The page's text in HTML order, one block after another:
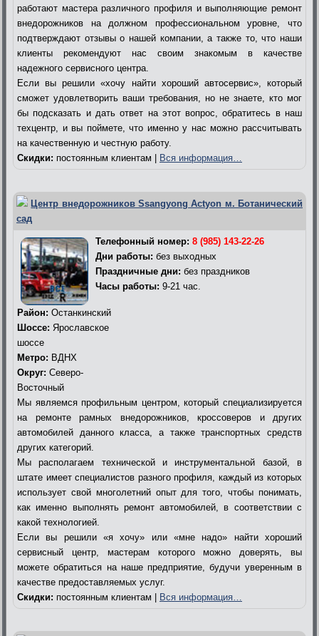
работают мастера различного профиля и выполняющие ремонт
внедорожников на должном профессиональном уровне, что
подтверждают отзывы о нашей компании, а также то, что наши
клиенты рекомендуют нас своим знакомым в качестве
надежного сервисного центра.
Если вы решили «хочу найти хороший автосервис», который
сможет удовлетворить ваши требования, но не знаете, кто мог
бы подсказать и дать ответ на этот вопрос, обратитесь в наш
техцентр, и вы поймете, что именно у нас можно рассчитывать
на качественную и честную работу.
Скидки: постоянным клиентам | Вся информация…
Центр внедорожников Ssangyong Actyon м. Ботанический
сад
Телефонный номер: 8 (985) 143-22-26
Дни работы: без выходных
Праздничные дни: без праздников
Часы работы: 9-21 час.
Район: Останкинский
Шоссе: Ярославское
шоссе
Метро: ВДНХ
Округ: Северо-
Восточный
Мы являемся профильным центром, который специализируется
на ремонте рамных внедорожников, кроссоверов и других
автомобилей данного класса, а также транспортных средств
других категорий.
Мы располагаем технической и инструментальной базой, в
штате имеет специалистов разного профиля, каждый из которых
использует свой многолетний опыт для того, чтобы понимать,
как именно выполнять ремонт автомобилей, в соответствии с
какой технологией.
Если вы решили «я хочу» или «мне надо» найти хороший
сервисный центр, мастерам которого можно доверять, вы
можете обратиться на наше предприятие, будучи уверенным в
качестве предоставляемых услуг.
Скидки: постоянным клиентам | Вся информация…